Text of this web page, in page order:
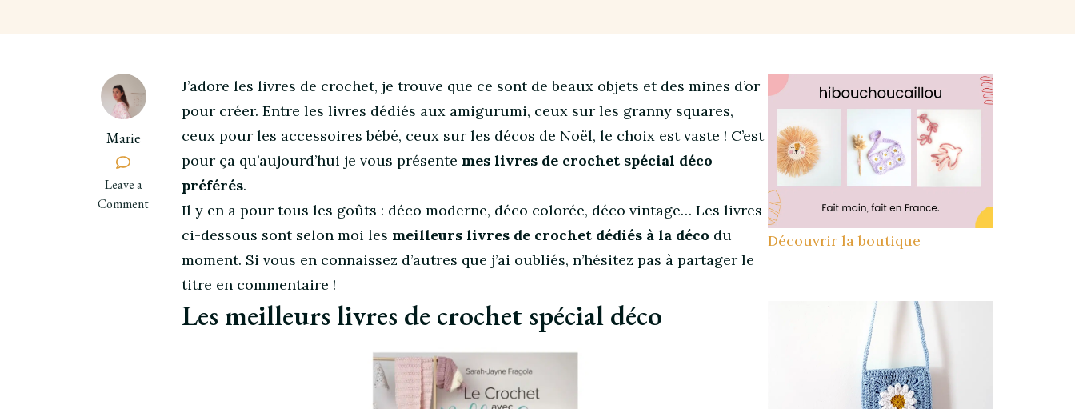
Marie
Leave a
Comment
on
Les
J’adore les livres de crochet, je trouve que ce sont de beaux objets et des mines d’or
pour créer. Entre les livres dédiés aux amigurumi, ceux sur les granny squares,
ceux pour les accessoires bébé, ceux sur les décos de Noël, le choix est vaste ! C’est
pour ça qu’aujourd’hui je vous présente mes livres de crochet spécial déco
préférés.
Il y en a pour tous les goûts : déco moderne, déco colorée, déco vintage… Les livres
ci-dessous sont selon moi les meilleurs livres de crochet dédiés à la déco du
moment. Si vous en connaissez d’autres que j’ai oubliés, n’hésitez pas à partager le
titre en commentaire !
Les meilleurs livres de crochet spécial déco
Découvrir la boutique